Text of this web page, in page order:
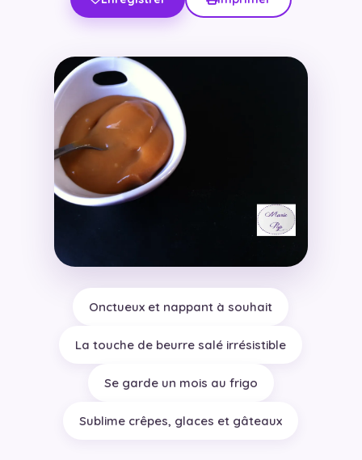
Onctueux et nappant à souhait
La touche de beurre salé irrésistible
Se garde un mois au frigo
Sublime crêpes, glaces et gâteaux